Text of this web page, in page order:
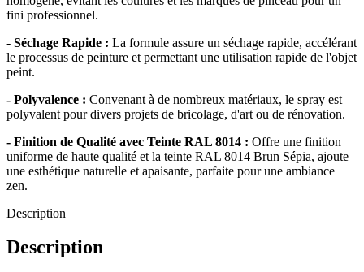
fini professionnel.
- Séchage Rapide : La formule assure un séchage rapide, accélérant
le processus de peinture et permettant une utilisation rapide de l'objet
peint.
- Polyvalence : Convenant à de nombreux matériaux, le spray est
polyvalent pour divers projets de bricolage, d'art ou de rénovation.
- Finition de Qualité avec Teinte RAL 8014 : Offre une finition
uniforme de haute qualité et la teinte RAL 8014 Brun Sépia, ajoute
une esthétique naturelle et apaisante, parfaite pour une ambiance
zen.
Description
Description